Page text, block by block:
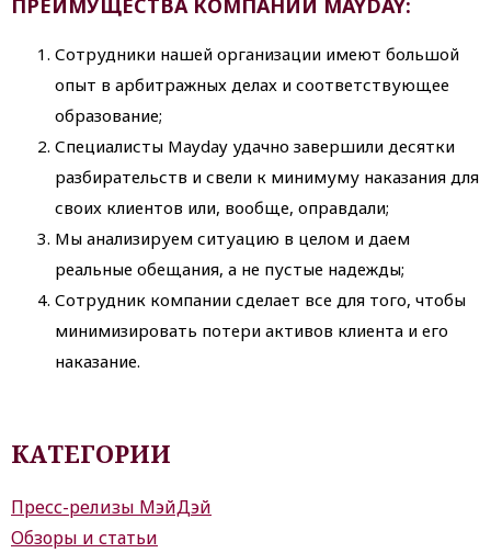
КАТЕГОРИИ
Пресс-релизы МэйДэй
Обзоры и статьи
ПРЕИМУЩЕСТВА КОМПАНИИ MAYDAY:
Сотрудники нашей организации имеют большой
опыт в арбитражных делах и соответствующее
образование;
Специалисты Mayday удачно завершили десятки
разбирательств и свели к минимуму наказания для
своих клиентов или, вообще, оправдали;
Мы анализируем ситуацию в целом и даем
реальные обещания, а не пустые надежды;
Сотрудник компании сделает все для того, чтобы
минимизировать потери активов клиента и его
наказание.